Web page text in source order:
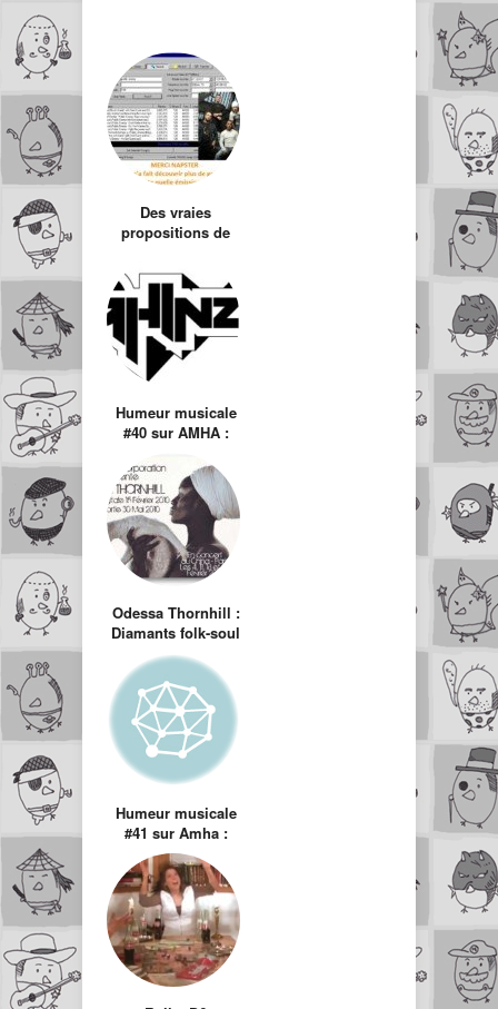
Des vraies
propositions de
piratage
Humeur musicale
#40 sur AMHA :
Odessa Thornhill :
Diamants folk-soul
sur canapé
Humeur musicale
#41 sur Amha :
Thunder Busters,
Mashup AC/DC vs
Ghostbusters